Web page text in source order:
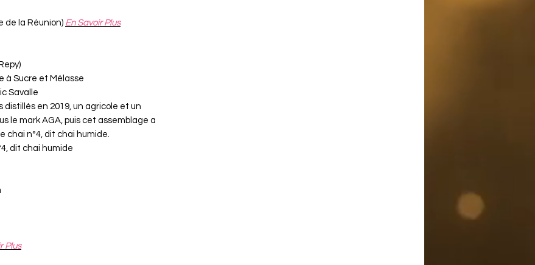
de la Réunion) En Savoir Plus
à Sucre et Mélasse
Savalle
distillés en 2019, un agricole et un
le mark AGA, puis cet assemblage a
chai n°4, dit chai humide.
dit chai humide
Plus